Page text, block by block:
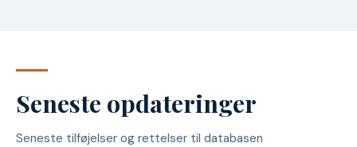
Seneste opdateringer
Seneste tilføjelser og rettelser til databasen